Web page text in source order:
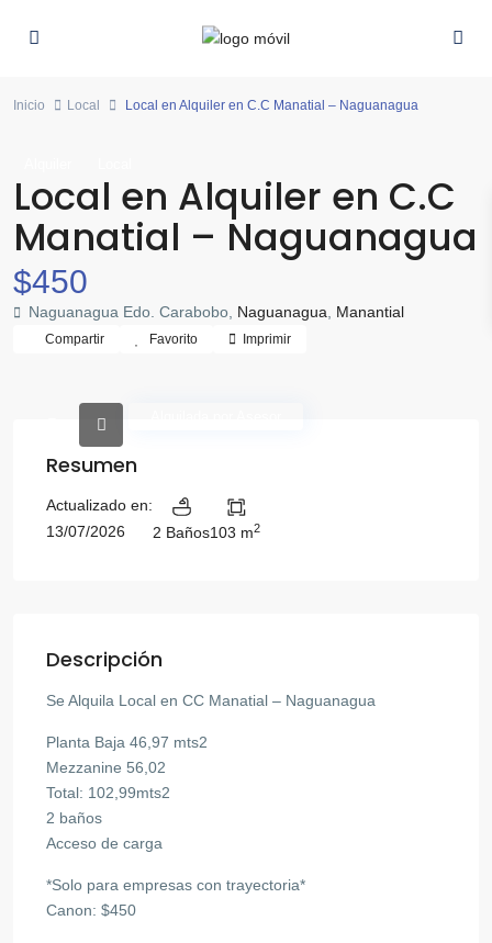
Inicio Local Local en Alquiler en C.C Manatial – Naguanagua
Local en Alquiler en C.C
Manatial – Naguanagua
$450
Naguanagua Edo. Carabobo, Naguanagua Manantial
Compartir Favorito Imprimir
Resumen
Actualizado en:
13/07/2026
2 Baños103 m2
Descripción
Se Alquila Local en CC Manatial – Naguanagua
Planta Baja 46,97 mts2
Mezzanine 56,02
Total: 102,99mts2
2 baños
Acceso de carga
*Solo para empresas con trayectoria*
Canon: $450